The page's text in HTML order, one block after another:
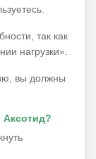
так как
нагрузки».
вы должны